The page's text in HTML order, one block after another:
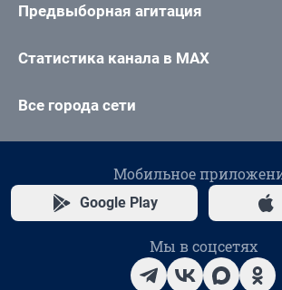
Предвыборная агитация
Статистика канала в MAX
Все города сети
Мобильное
Google Play
Мы в соцсетях